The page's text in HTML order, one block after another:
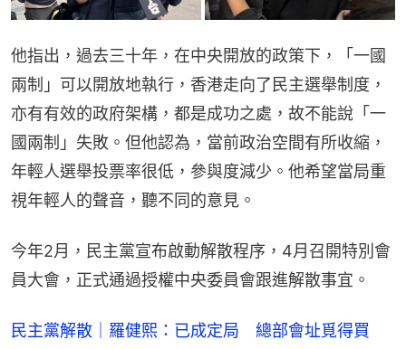
他指出，過去三十年，在中央開放的政策下，「一國
兩制」可以開放地執行，香港走向了民主選舉制度，
亦有有效的政府架構，都是成功之處，故不能說「一
國兩制」失敗。但他認為，當前政治空間有所收縮，
年輕人選舉投票率很低，參與度減少。他希望當局重
視年輕人的聲音，聽不同的意見。
今年2月，民主黨宣布啟動解散程序，4月召開特別會
員大會，正式通過授權中央委員會跟進解散事宜。
民主黨解散｜羅健熙：已成定局 總部會址覓得買